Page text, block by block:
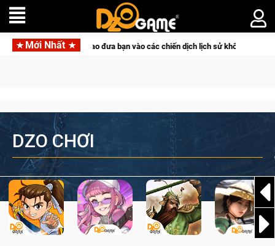
Mới Nhất
tọa độ đỉnh cao đưa bạn vào các chiến dịch lịch sử khốc liệt
DZO CHƠI